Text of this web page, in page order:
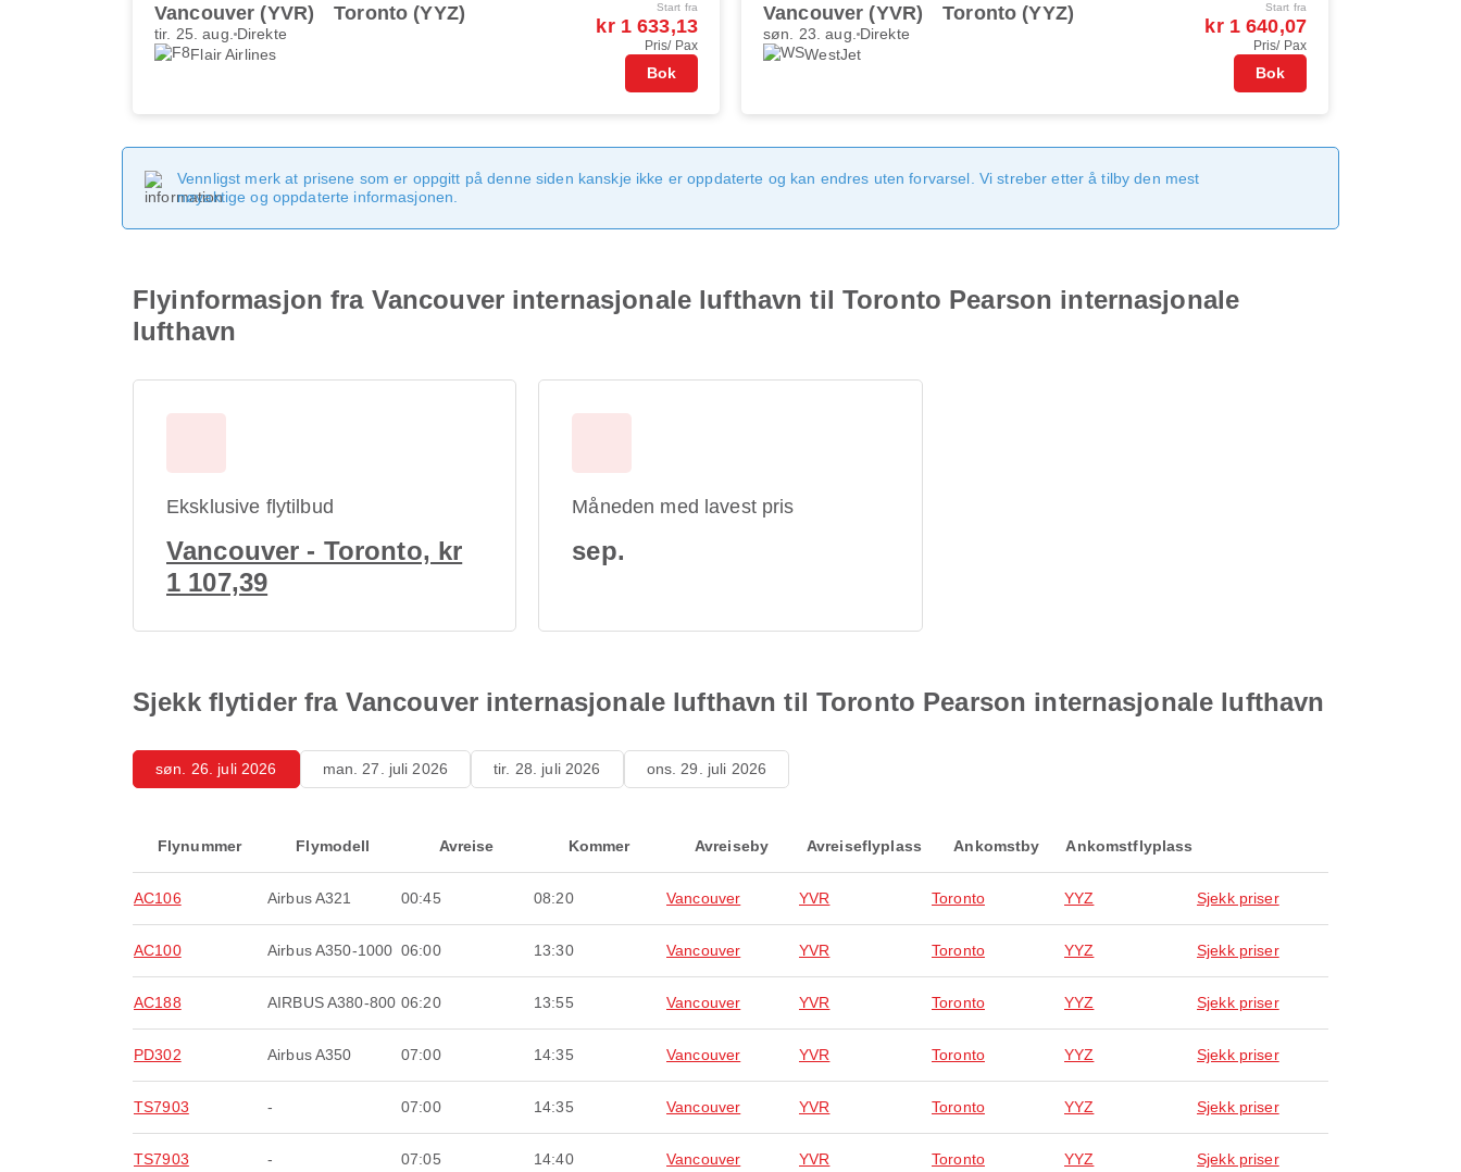
Vancouver (YVR) Toronto (YYZ)
tir. 25. aug. Direkte
Flair Airlines
Start fra
kr 1 633,13
Pris/ Pax
Bok
Vancouver (YVR) Toronto (YYZ)
søn. 23. aug. Direkte
WestJet
Start fra
kr 1 640,07
Pris/ Pax
Bok
Vennligst merk at prisene som er oppgitt på denne siden kanskje ikke er oppdaterte og kan endres uten forvarsel. Vi streber etter å tilby den mest
nøyaktige og oppdaterte informasjonen.
Flyinformasjon fra Vancouver internasjonale lufthavn til Toronto Pearson internasjonale
lufthavn
Eksklusive flytilbud
Vancouver - Toronto, kr
1 107,39
Måneden med lavest pris
sep.
Sjekk flytider fra Vancouver internasjonale lufthavn til Toronto Pearson internasjonale lufthavn
søn. 26. juli 2026 man. 27. juli 2026 tir. 28. juli 2026 ons. 29. juli 2026
Flynummer Flymodell Avreise Kommer Avreiseby Avreiseflyplass Ankomstby Ankomstflyplass
AC106 Airbus A321 00:45 08:20 Vancouver YVR Toronto YYZ Sjekk priser
AC100 Airbus A350-1000 06:00 13:30 Vancouver YVR Toronto YYZ Sjekk priser
AC188 AIRBUS A380-800 06:20 13:55 Vancouver YVR Toronto YYZ Sjekk priser
PD302 Airbus A350 07:00 14:35 Vancouver YVR Toronto YYZ Sjekk priser
TS7903 - 07:00 14:35 Vancouver YVR Toronto YYZ Sjekk priser
TS7903 - 07:05 14:40 Vancouver YVR Toronto YYZ Sjekk priser